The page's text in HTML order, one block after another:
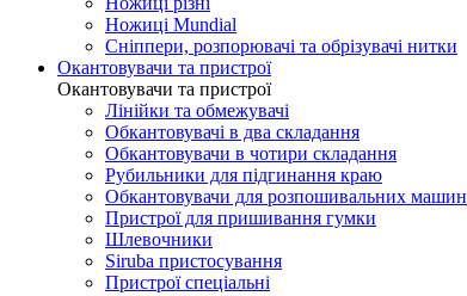
Ножиці Mundial
Сніппери, розпорювачі та обрізувачі нитки
Окантовувачи та пристрої
Окантовувачи та пристрої
Лінійки та обмежувачі
Обкантовувачі в два складання
Обкантовувачи в чотири складання
Рубильники для підгинання краю
Обкантовувачи для розпошивальних машин
Пристрої для пришивання гумки
Шлевочники
Siruba пристосування
Пристрої спеціальні